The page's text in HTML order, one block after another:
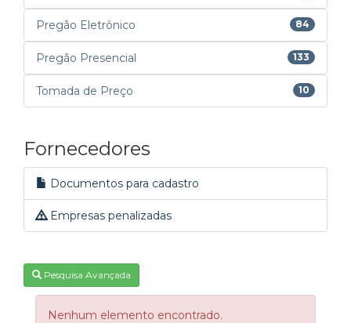
Pregão Eletrônico 84
Pregão Presencial 133
Tomada de Preço 10
Fornecedores
Documentos para cadastro
Empresas penalizadas
Pesquisa Avançada
Nenhum elemento encontrado.